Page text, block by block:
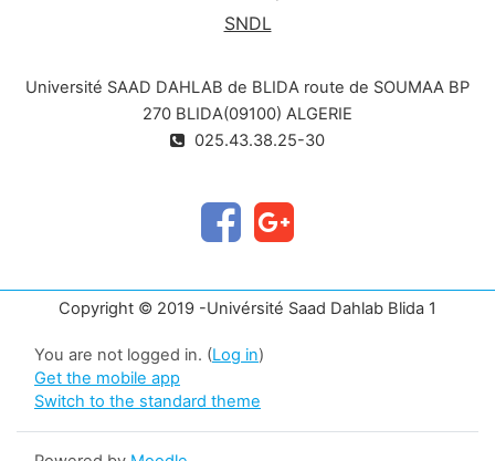
SNDL
Université SAAD DAHLAB de BLIDA route de SOUMAA BP
270 BLIDA(09100) ALGERIE
025.43.38.25-30
Copyright © 2019 -Univérsité Saad Dahlab Blida 1
You are not logged in. (Log in)
Get the mobile app
Switch to the standard theme